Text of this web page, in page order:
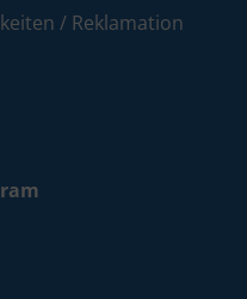
/ Reklamation